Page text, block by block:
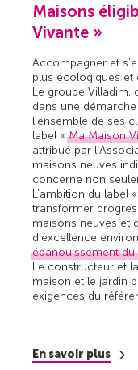
Maisons
Vivante »
Accompagner et
plus écologiques et
Le groupe Villadim,
dans une
l’ensemble de ses
label «Ma Maison
attribué par
maisons neuves
concerne non
L’ambition du label
transformer
maisons neuves et
d’excellence
épanouissement du
Le constructeur et
maison et le jardin
exigences du
En savoir plus